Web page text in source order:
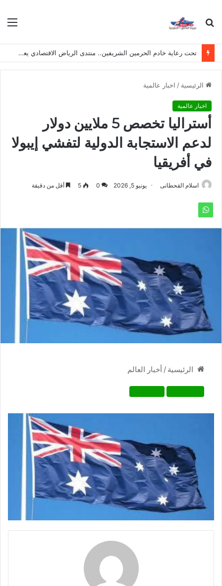
بحث
تحت رعاية خادم الحرمين الشريفين.. منتدى الرياض الاقتصادي يعقد دورته الـ(12) أكتوبر القادم
الرئيسية / اخبار عالمية
اخبار عالمية
أستراليا تخصص 5 ملايين دولار
لدعم الاستجابة الدولية لتفشي إيبولا
في أفريقيا
اسلام القحطانى يونيو 5, 2026 0
5 أقل من دقيقة
الرئيسية / أخبار العالم